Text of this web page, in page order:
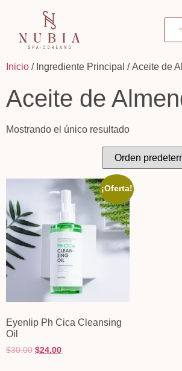
Inicio / Ingrediente Principal / Aceite de
Aceite de
Mostrando el único resultado
¡Oferta!
Eyenlip Ph Cica Cleansing
Oil
$30.00 $24.00